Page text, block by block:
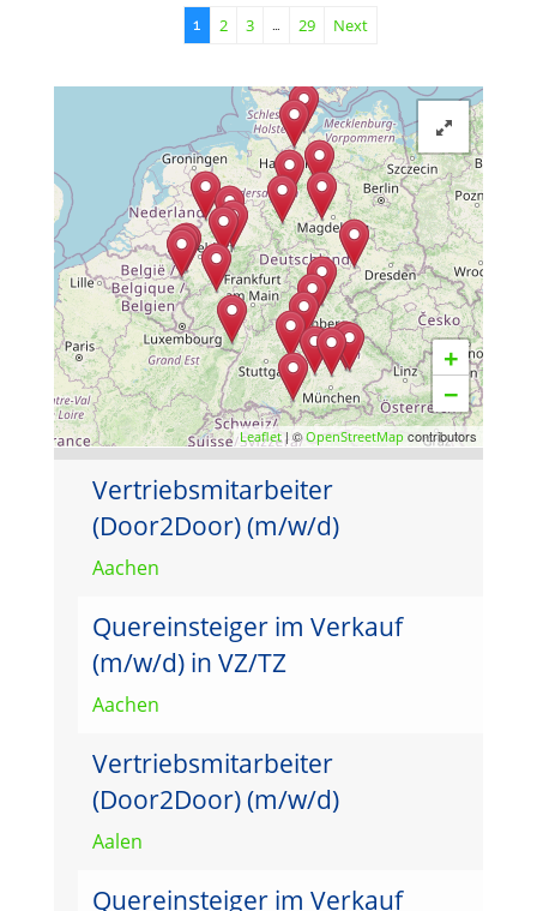
1 2 3 … 29 Next
+
−
Leaflet| ©OpenStreetMap contributors
Vertriebsmitarbeiter
(Door2Door) (m/w/d)
Aachen
Quereinsteiger im Verkauf
(m/w/d) in VZ/TZ
Aachen
Vertriebsmitarbeiter
(Door2Door) (m/w/d)
Aalen
Quereinsteiger im Verkauf